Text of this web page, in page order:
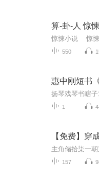
算-卦-人 惊
惊悚小说 惊悚
550
惠中刚短书
扬琴戏琴书瞎
1
【免费】穿
157